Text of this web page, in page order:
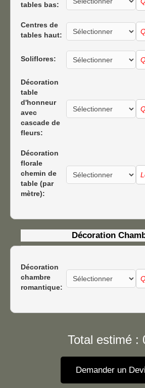
tables bas:
Centres de
tables haut:
Soliflores:
Décoration
table
d'honneur
avec
cascade de
fleurs:
Décoration
florale
chemin de
table (par
mètre):
Décoration
Décoration
chambre
romantique:
Total estimé :
Demander un